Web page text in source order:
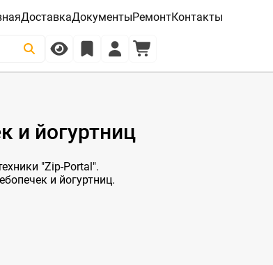
ДоставкаДокументыРемонтКонтакты
и йогуртниц
"Zip-Portal".
и йогуртниц.